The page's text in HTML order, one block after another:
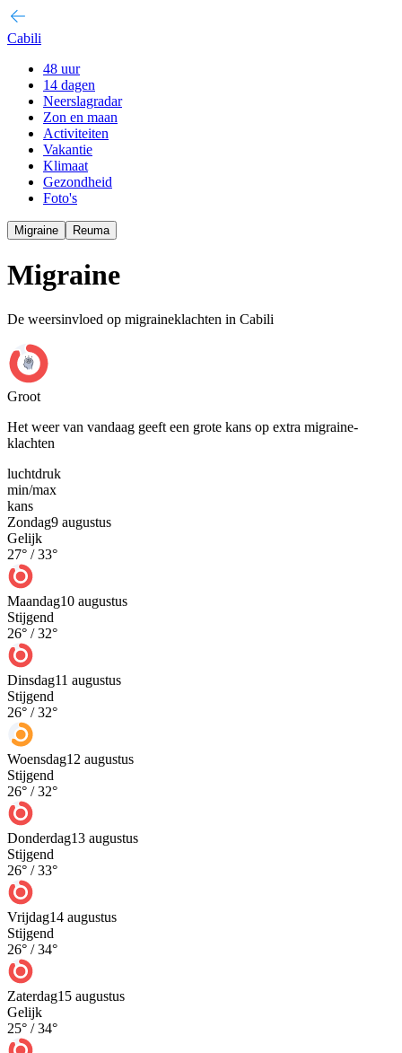
Cabili
48 uur
14 dagen
Neerslagradar
Zon en maan
Activiteiten
Vakantie
Klimaat
Gezondheid
Foto's
Migraine Reuma
Migraine
De weersinvloed op migraineklachten in Cabili
Groot
Het weer van vandaag geeft een grote kans op extra migraine-
klachten
luchtdruk
min/max
kans
Zondag9 augustus
Gelijk
27° /33°
Maandag10 augustus
Stijgend
26° /32°
Dinsdag11 augustus
Stijgend
26° /32°
Woensdag12 augustus
Stijgend
26° /32°
Donderdag13 augustus
Stijgend
26° /33°
Vrijdag14 augustus
Stijgend
26° /34°
Zaterdag15 augustus
Gelijk
25° /34°